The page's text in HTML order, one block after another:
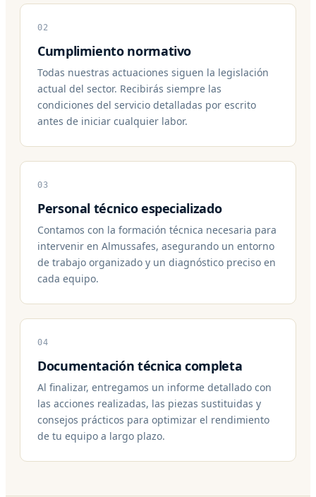
02
Cumplimiento normativo
Todas nuestras actuaciones siguen la legislación
actual del sector. Recibirás siempre las
condiciones del servicio detalladas por escrito
antes de iniciar cualquier labor.
03
Personal técnico especializado
Contamos con la formación técnica necesaria para
intervenir en Almussafes, asegurando un entorno
de trabajo organizado y un diagnóstico preciso en
cada equipo.
04
Documentación técnica completa
Al finalizar, entregamos un informe detallado con
las acciones realizadas, las piezas sustituidas y
consejos prácticos para optimizar el rendimiento
de tu equipo a largo plazo.